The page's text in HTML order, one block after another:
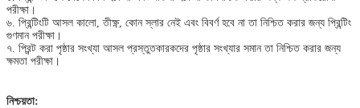
পরীক্ষা।
৬. প্রিন্টিংটি আসল কালো, তীক্ষ্ণ, কোন স্লার নেই এবং বিবর্ণ হবে না তা নিশ্চিত করার জন্য প্রিন্টিং
গুণমান পরীক্ষা।
৭. প্রিন্ট করা পৃষ্ঠার সংখ্যা আসল প্রস্তুতকারকদের পৃষ্ঠার সংখ্যার সমান তা নিশ্চিত করার জন্য
ক্ষমতা পরীক্ষা।
নিশ্চয়তা: